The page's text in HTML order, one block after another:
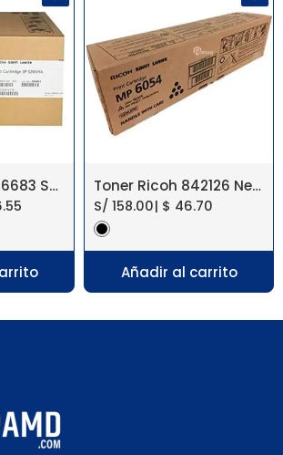
Toner Ricoh 406683 SP 5200/5210 19KPG Toner Ricoh 842126 Negro MP 6054 Original
S/ 158.00| $ 46.70
Añadir al carrito